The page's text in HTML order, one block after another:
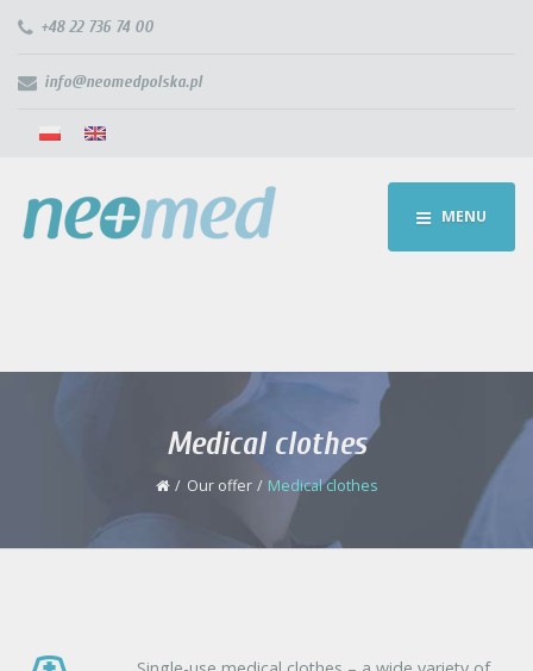
+48 22 736 74 00
info@neomedpolska.pl
MENU
Medical clothes
Our offer Medical clothes